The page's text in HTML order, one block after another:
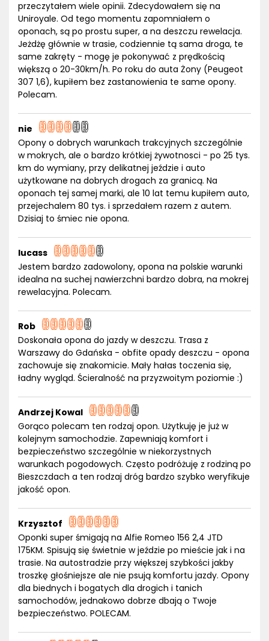
przeczytałem wiele opinii. Zdecydowałem się na
Uniroyale. Od tego momentu zapomniałem o
oponach, są po prostu super, a na deszczu rewelacja.
Jeżdżę głównie w trasie, codziennie tą sama droga, te
same zakręty - mogę je pokonywać z prędkością
większą o 20-30km/h. Po roku do auta Żony (Peugeot
307 1,6), kupiłem bez zastanowienia te same opony.
Polecam.
nie
Opony o dobrych warunkach trakcyjnych szczególnie
w mokrych, ale o bardzo krótkiej żywotnosci - po 25 tys.
km do wymiany, przy delikatnej jeździe i auto
użytkowane na dobrych drogach za granicą. Na
oponach tej samej marki, ale 10 lat temu kupiłem auto,
przejechalem 80 tys. i sprzedałem razem z autem.
Dzisiaj to śmiec nie opona.
lucass
Jestem bardzo zadowolony, opona na polskie warunki
idealna na suchej nawierzchni bardzo dobra, na mokrej
rewelacyjna. Polecam.
Rob
Doskonała opona do jazdy w deszczu. Trasa z
Warszawy do Gdańska - obfite opady deszczu - opona
zachowuje się znakomicie. Mały hałas toczenia się,
ładny wygląd. Ścieralność na przyzwoitym poziomie :)
Andrzej Kowal
Gorąco polecam ten rodzaj opon. Użytkuję je już w
kolejnym samochodzie. Zapewniają komfort i
bezpieczeństwo szczególnie w niekorzystnych
warunkach pogodowych. Często podróżuję z rodziną po
Bieszczdach a ten rodzaj dróg bardzo szybko weryfikuje
jakość opon.
Krzysztof
Oponki super śmigają na Alfie Romeo 156 2,4 JTD
175KM. Spisują się świetnie w jeździe po mieście jak i na
trasie. Na autostradzie przy większej szybkości jakby
troszkę głośniejsze ale nie psują komfortu jazdy. Opony
dla biednych i bogatych dla drogich i tanich
samochodów, jednakowo dobrze dbają o Twoje
bezpieczeństwo. POLECAM.